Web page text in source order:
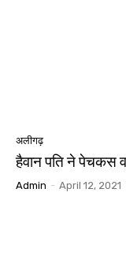
अलीगढ़
हैवान पति ने पेचकस
Admin - April 12, 2021